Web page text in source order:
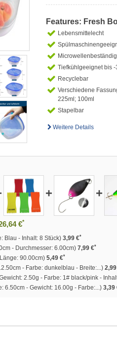
Features: Fresh
Lebensmittelecht
Tiefkühlgeeignet bis -
Recyclebar
Verschiedene
225ml; 100ml
Stapelbar
Weitere Details
+ +
€*
Blau - Inhalt: 8 Stück) 3,99 €*
- Durchmesser: 6.00cm) 7,99 €*
90.00cm) 5,49 €*
- Farbe: dunkelblau - Breite:...)
2.50g - Farbe: 1# black/pink -
6.50cm - Gewicht: 16.00g - Farbe:...) 3,39